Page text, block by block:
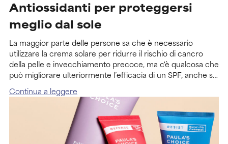
Antiossidanti per proteggersi
meglio dal sole
La maggior parte delle persone sa che è necessario
utilizzare la crema solare per ridurre il rischio di cancro
della pelle e invecchiamento precoce, ma c'è qualcosa che
può migliorare ulteriormente l’efficacia di un SPF, anche se
non se ne parla spesso: gli antiossidanti.
Continua a leggere